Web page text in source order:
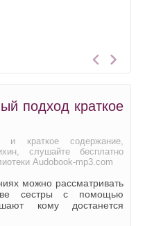
подход краткое
краткое содержание,
слушайте бесплатно
Audobook-mp3.com
можно рассматривать
сестры с помощью
кому достанется